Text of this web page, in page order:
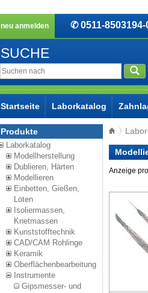
neu anmelden ✆ 0511-8503194-
SUCHE
Startseite Laborkatalog
Produkte
Laborkatalog
Modellherstellung
Dublieren, Härten
Modellieren
Einbetten, Gießen,
Löten
Isoliermassen,
Knetmassen
Kunststofftechnik
CAD/CAM Rohlinge
Keramik
Oberflächenbearbeitung
Instrumente
Gipsmesser- und
Anzeige